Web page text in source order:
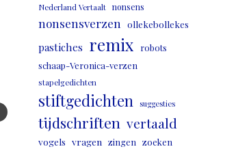
Nederland Vertaalt nonsens
nonsensverzen ollekebollekes
pastiches remix
robots
schaap-Veronica-verzen
stapelgedichten
stiftgedichten suggesties
tijdschriften vertaald
vogels vragen zingen zoeken